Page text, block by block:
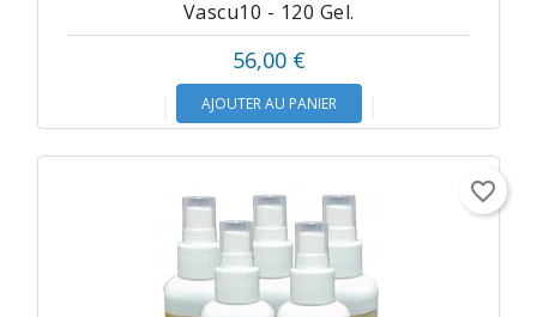
Vascu10 - 120 Gel.
56,00 €
AJOUTER AU PANIER
favorite_border